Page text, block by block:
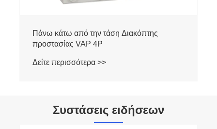
Ρελέ επιτήρησης τάσης
Συστάσεις ειδήσεων